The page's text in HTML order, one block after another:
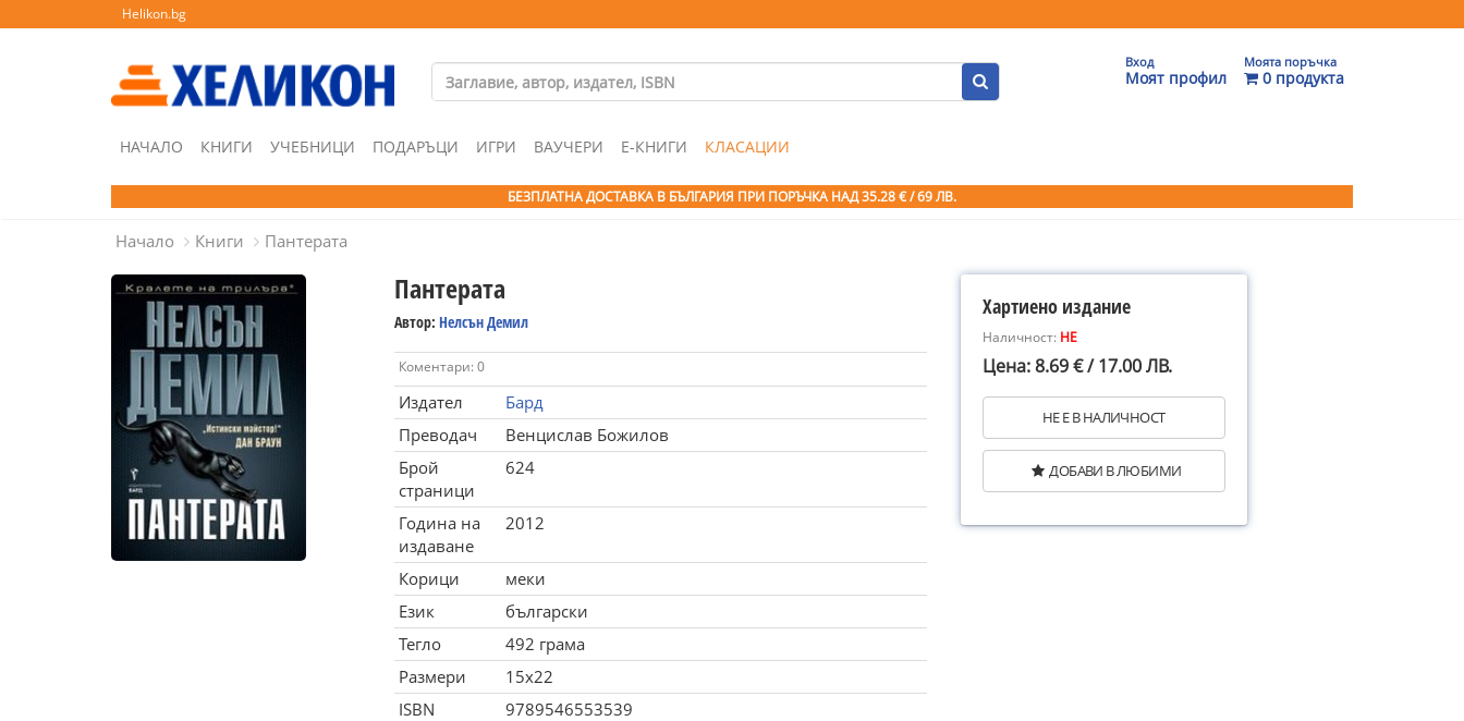
Helikon.bg
Вход
Моят профил
Моята поръчка
0 продукта
НАЧАЛО КНИГИ УЧЕБНИЦИ ПОДАРЪЦИ ИГРИ ВАУЧЕРИ Е-КНИГИ КЛАСАЦИИ
БЕЗПЛАТНА ДОСТАВКА В БЪЛГАРИЯ ПРИ ПОРЪЧКА НАД 35.28 € / 69 ЛВ.
Начало Книги Пантерата
Пантерата
Автор: Нелсън Демил
Коментари: 0
Издател
Бард
Преводач
Венцислав Божилов
Брой
страници
624
Година на
издаване
2012
Корици
меки
Език
български
Тегло
492 грама
Размери
15x22
ISBN
9789546553539
Хартиено издание
Наличност: НЕ
Цена: 8.69 € / 17.00 ЛВ.
НЕ Е В НАЛИЧНОСТ
ДОБАВИ В ЛЮБИМИ